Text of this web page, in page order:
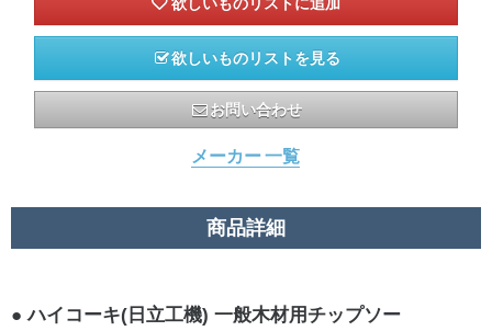
欲しいものリストを見る
お問い合わせ
メーカー 一覧
商品詳細
ハイコーキ(日立工機) 一般木材用チップソー